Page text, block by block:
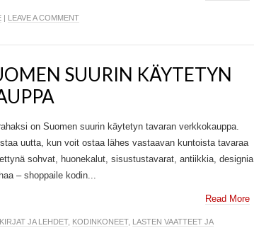
| LEAVE A COMMENT
SUURIN KÄYTETYN
on Suomen suurin käytetyn tavaran verkkokauppa.
uutta, kun voit ostaa lähes vastaavan kuntoista tavaraa
sohvat, huonekalut, sisustustavarat, antiikkia, designia
– shoppaile kodin...
Read More
KIRJAT JA LEHDET, KODINKONEET, LASTEN VAATTEET JA